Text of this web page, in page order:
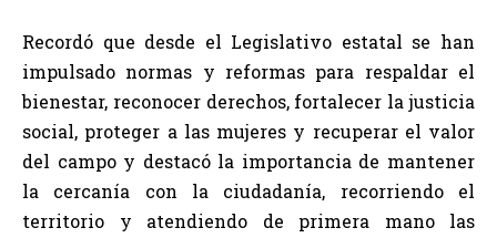
Recordó que desde el Legislativo estatal se han
impulsado normas y reformas para respaldar el
bienestar, reconocer derechos, fortalecer la justicia
social, proteger a las mujeres y recuperar el valor
del campo y destacó la importancia de mantener
la cercanía con la ciudadanía, recorriendo el
territorio y atendiendo de primera mano las